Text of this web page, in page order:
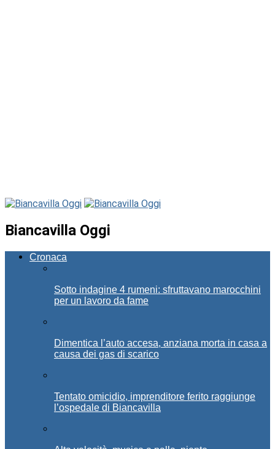
Biancavilla Oggi
Cronaca
Sotto indagine 4 rumeni: sfruttavano marocchini
per un lavoro da fame
Dimentica l’auto accesa, anziana morta in casa a
causa dei gas di scarico
Tentato omicidio, imprenditore ferito raggiunge
l’ospedale di Biancavilla